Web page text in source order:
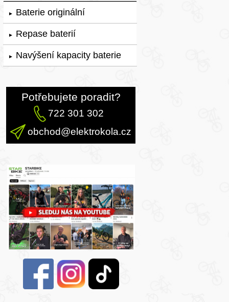
► Baterie originální
► Repase baterií
► Navýšení kapacity baterie
Potřebujete poradit?
722 301 302
obchod@elektrokola.cz